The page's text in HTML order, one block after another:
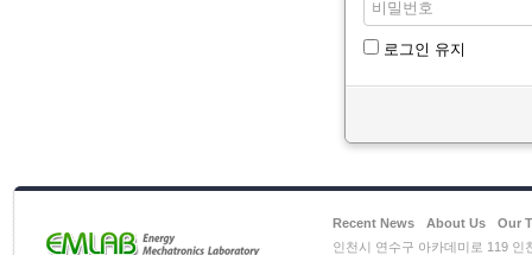
로그인 유지
Recent News About Us
Our
인천시 연수구 아카데미로 119 인